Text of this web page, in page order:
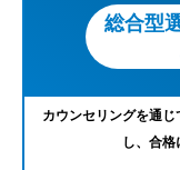
総合型
カウンセリングを通
し、合格